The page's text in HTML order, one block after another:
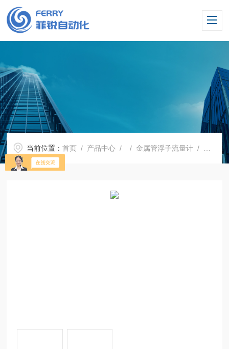
当前位置：首页 / 产品中心 / /金属管浮子流量计 / 氮气密封金属管转子流量计